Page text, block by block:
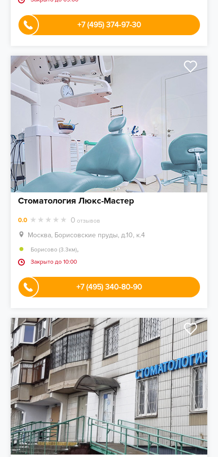
+7 (495) 374-97-30
Стоматология Люкс-Мастер
0.0 0 отзывов
Москва, Борисовские пруды, д.10, к.4
Борисово (3.3км),
Закрыто до 10:00
+7 (495) 340-80-90